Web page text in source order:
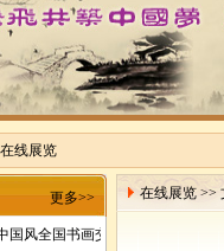
线展览
更多>>
国风全国书画交流赛暨纪念抗日
在线展览 >>